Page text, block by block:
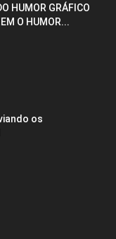
HUMOR GRÁFICO
O HUMOR...
os